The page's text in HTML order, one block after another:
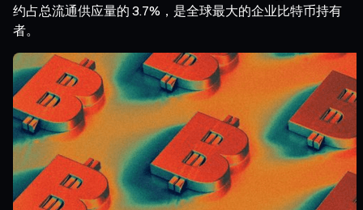
约占总流通供应量的 3.7%，是全球最大的企业比特币持有
者。